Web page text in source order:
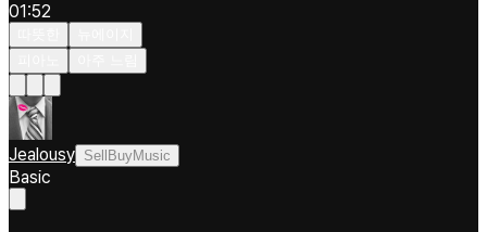
01:52
Jealousy SellBuyMusic
Basic